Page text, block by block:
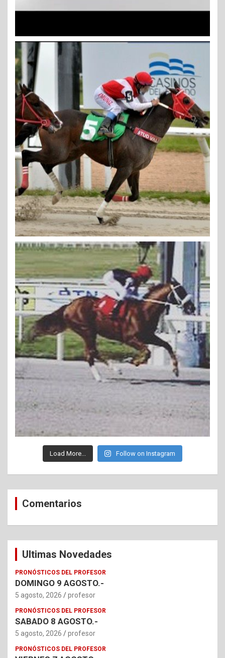
Load More... Follow on Instagram
Comentarios
Ultimas Novedades
PRONÓSTICOS DEL PROFESOR
DOMINGO 9 AGOSTO.-
5 agosto, 2026 profesor
PRONÓSTICOS DEL PROFESOR
SABADO 8 AGOSTO.-
5 agosto, 2026 profesor
PRONÓSTICOS DEL PROFESOR